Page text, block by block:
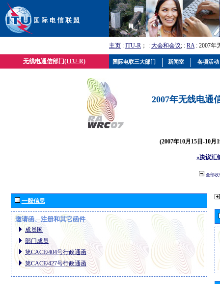
主页 : ITU-R ； : 大会和会议; : RA: 2007年
无线电通信部门(ITU-R)
2007年无线电通
(2007年10月15日-10月
«决议汇
全部收
一般信息
邀请函、注册和其它函件
成员国
部门成员
第CACE/404号行政通函
第CACE/427号行政通函
国际电联三大部门 新闻室 各项活动